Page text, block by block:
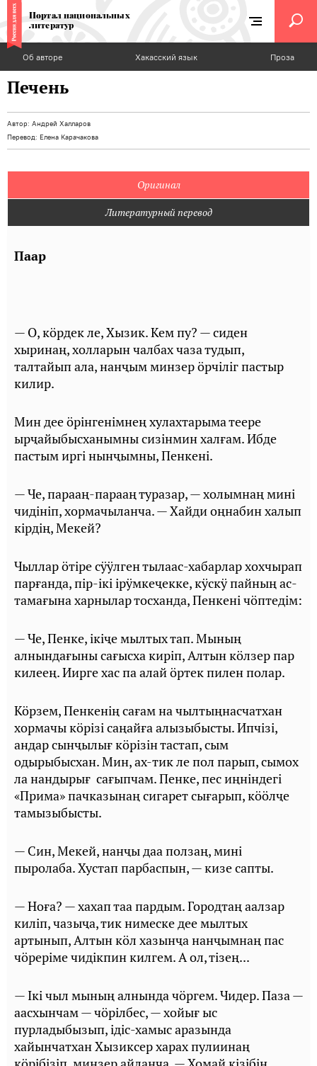
Портал национальных
литератур
Об авторе Хакасский язык Проза
Печень
Автор: Андрей Халларов
Перевод: Елена Карачакова
Оригинал
Литературный перевод
Паар
— О, кӧрдек ле, Хызик. Кем пу? — сиден
хыринаң, холларын чалбах чаза тудып,
талтайып ала, нанҷым минзер ӧрчiлiг пастыр
килир.
Мин дее ӧрiнгенiмнең хулахтарыма теере
ырҷайыбысханымны сизiнмин халғам. Ибде
пастым иргi нынҷымны, Пенкенi.
— Че, парааң-парааң туразар, — холымнаң минi
чидiнiп, хормачыланча. — Хайди оңнабин халып
кiрдiң, Мекей?
Чыллар ӧтiре сӱӱлген тылаас-хабарлар хохчырап
парғанда, пiр-iкi iрӱмкеҷекке, кӱскӱ пайның ас-
тамағына харнылар тосханда, Пенкенi чӧптедiм:
— Че, Пенке, iкiҷе мылтых тап. Мының
алнындағыны сағысха кирiп, Алтын кӧлзер пар
килеең. Иирге хас па алай ӧртек пилен полар.
Кӧрзем, Пенкенiң сағам на чылтыңнасчатхан
хормачы кӧрiзi саңайға алызыбысты. Ипчiзi,
андар сынҷылығ кӧрiзiн тастап, сым
одырыбысхан. Мин, ах-тик ле пол парып, сымох
ла нандырығ сағыпчам. Пенке, пес иңнiндегi
«Прима» пачказынаң сигарет сығарып, кӧӧлҷе
тамызыбысты.
— Син, Мекей, нанҷы даа ползаң, минi
пыролаба. Хустап парбаспын, — кизе сапты.
— Ноға? — хахап таа пардым. Городтаң аалзар
килiп, чазыҷа, тик нимеске дее мылтых
артынып, Алтын кӧл хазынҷа нанҷымнаң пас
чӧрерiме чидiкпин килгем. А ол, тiзең...
— Iкi чыл мының алнында чӧргем. Чидер. Паза —
аасхынчам — чӧрiлбес, — хойығ ыс
пурладыбызып, iдiс-хамыс аразында
хайынчатхан Хызиксер харах пулиинаң